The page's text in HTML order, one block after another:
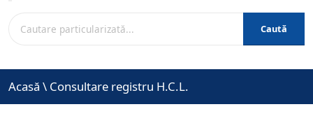
Caută
Acasă \ Consultare registru H.C.L.